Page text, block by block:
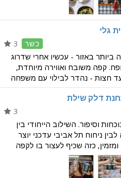
3 כשר
ביותר באזור - עכשיו אחרי שדרוג
קפה משובח ואווירה מיוחדת,
חצות - נהדר לבילוי עם משפחה
חמה וקרה משקאות אייס כריכים
עוגיות ללא גלוטן בו
3
וסיפור. השילוב הייחודי בין
לבין ניחוח תל אביבי עדכני יוצר
כזה שכיף לעצור בו לקפה
יותר. התפריט העשיר מוכן כולו
איכותיים, כריכים,